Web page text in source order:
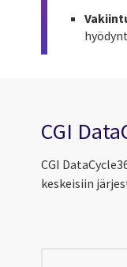
CGI
CGI
keskeisiin